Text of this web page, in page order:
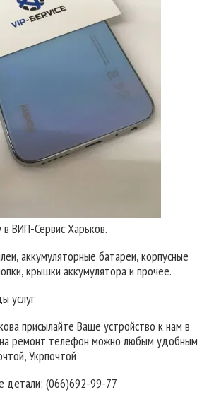
ВИП-Сервис Харьков.
аккумуляторные батареи, корпусные
крышки аккумулятора и прочее.
услуг
присылайте Ваше устройство к нам в
на ремонт телефон можно любым удобным
Укрпочтой
детали: (066)692-99-77